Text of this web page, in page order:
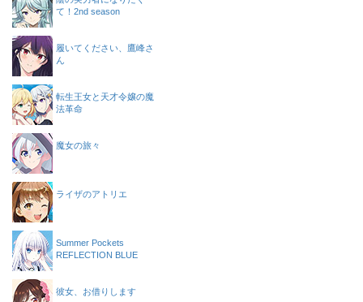
て！2nd season
履いてください、鷹峰さ
ん
転生王女と天才令嬢の魔
法革命
魔女の旅々
ライザのアトリエ
Summer Pockets
REFLECTION BLUE
彼女、お借りします